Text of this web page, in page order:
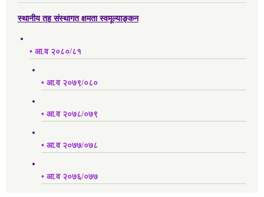
स्थानीय तह संस्थागत क्षमता स्वमूल्याङ्कन
• आ.व २०८०/८१
• आ.व २०७९/०८०
• आ.व २०७८/०७९
• आ.व २०७७/०७८
• आ.व २०७६/०७७